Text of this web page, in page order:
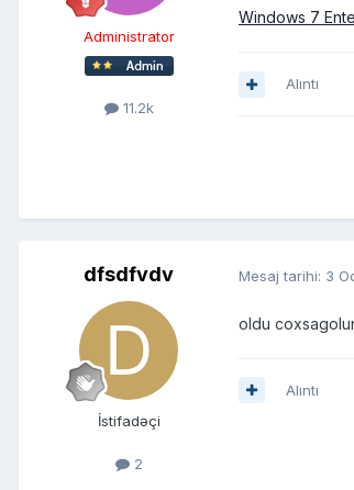
Administrator
11.2k
Windows 7
Alıntı
dfsdfvdv
İstifadəçi
2
Mesaj tarihi: 3
oldu
Alıntı